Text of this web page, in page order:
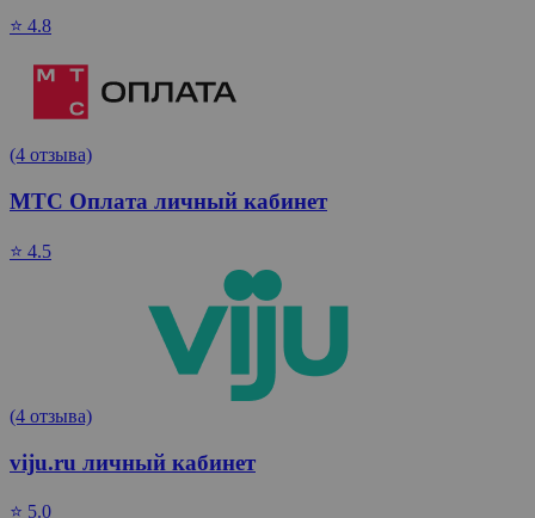
⭐ 4.8
(4 отзыва)
МТС Оплата личный кабинет
⭐ 4.5
(4 отзыва)
viju.ru личный кабинет
⭐ 5.0